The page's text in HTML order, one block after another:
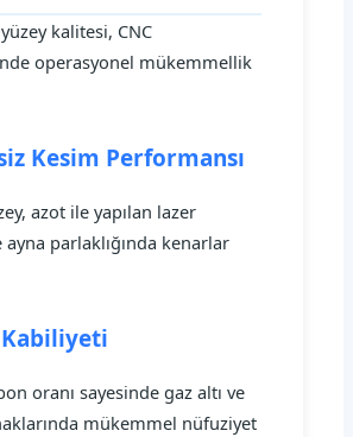
kalitesi, CNC
operasyonel mükemmellik
Kesim Performansı
azot ile yapılan lazer
parlaklığında kenarlar
oranı sayesinde gaz altı ve
mükemmel nüfuziyet